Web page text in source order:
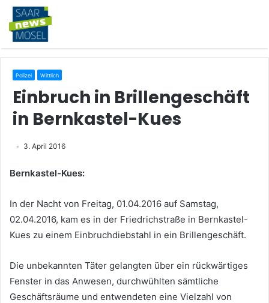
Polizei Wittlich
Einbruch in Brillengeschäft
in Bernkastel-Kues
3. April 2016
Bernkastel-Kues:
In der Nacht von Freitag, 01.04.2016 auf Samstag,
02.04.2016, kam es in der Friedrichstraße in Bernkastel-
Kues zu einem Einbruchdiebstahl in ein Brillengeschäft.
Die unbekannten Täter gelangten über ein rückwärtiges
Fenster in das Anwesen, durchwühlten sämtliche
Geschäftsräume und entwendeten eine Vielzahl von